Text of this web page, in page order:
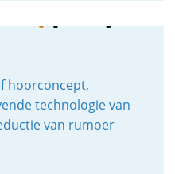
hoorconcept,
technologie van
van rumoer